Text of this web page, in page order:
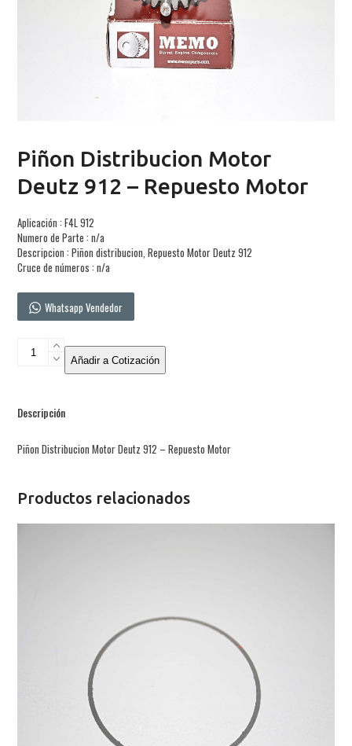
Piñon Distribucion Motor
Deutz 912 – Repuesto Motor
Aplicación : F4L 912
Numero de Parte : n/a
Descripcion : Piñon distribucion, Repuesto Motor Deutz 912
Cruce de números : n/a
Whatsapp Vendedor
Piñon
Distribucion
-
Motor
Añadir a Cotización
Descripción
Piñon Distribucion Motor Deutz 912 – Repuesto Motor
Productos relacionados